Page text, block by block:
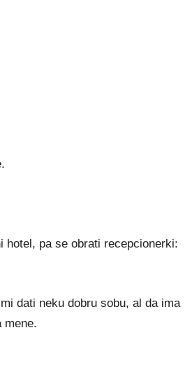
hotel, pa se obrati recepcionerki:
dati neku dobru sobu, al da ima
mene.